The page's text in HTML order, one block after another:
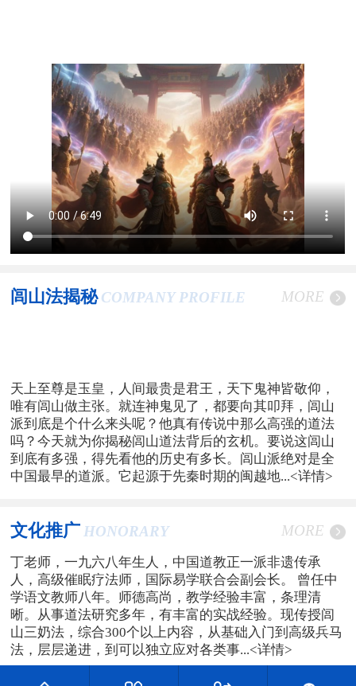
闾山法揭秘 COMPANY PROFILE MORE
天上至尊是玉皇，人间最贵是君王，天下鬼神皆敬仰，
唯有闾山做主张。就连神鬼见了，都要向其叩拜，闾山
派到底是个什么来头呢？他真有传说中那么高强的道法
吗？今天就为你揭秘闾山道法背后的玄机。要说这闾山
到底有多强，得先看他的历史有多长。闾山派绝对是全
中国最早的道派。它起源于先秦时期的闽越地...<详情>
文化推广 HONORARY MORE
丁老师，一九六八年生人，中国道教正一派非遗传承
人，高级催眠疗法师，国际易学联合会副会长。 曾任中
学语文教师八年。师德高尚，教学经验丰富，条理清
晰。从事道法研究多年，有丰富的实战经验。现传授闾
山三奶法，综合300个以上内容，从基础入门到高级兵马
法，层层递进，到可以独立应对各类事...<详情>